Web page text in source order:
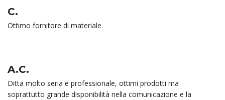
C.
Ottimo fornitore di materiale.
A.C.
Ditta molto seria e professionale, ottimi prodotti ma
soprattutto grande disponibilità nella comunicazione e la